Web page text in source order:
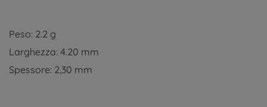
Peso: 2.2 g
Larghezza: 4.20 mm
Spessore: 2,30 mm